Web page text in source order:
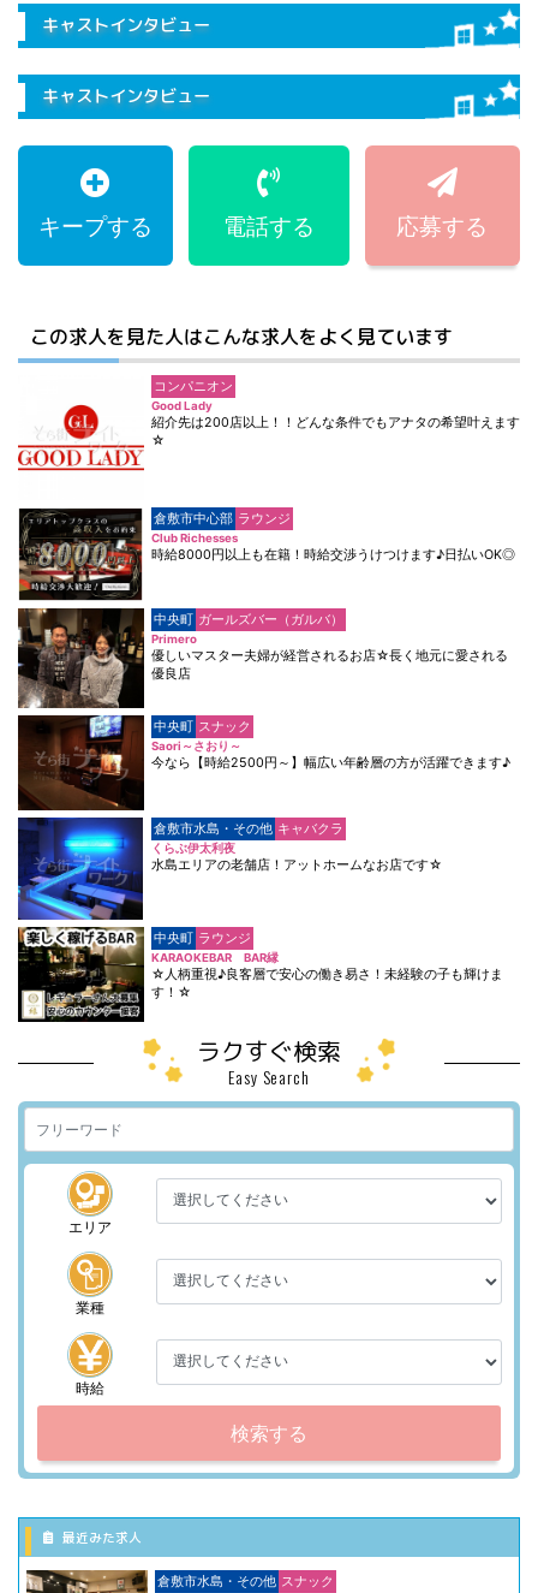
キャストインタビュー
キャストインタビュー
キープする 電話する 応募する
この求人を見た人はこんな求人をよく見ています
コンパニオン
Good Lady
紹介先は200店以上！！どんな条件でもアナタの希望叶えます
☆
倉敷市中心部 ラウンジ
Club Richesses
時給8000円以上も在籍！時給交渉うけつけます♪日払いOK◎
中央町 ガールズバー（ガルバ）
Primero
優しいマスター夫婦が経営されるお店☆長く地元に愛される
優良店
中央町 スナック
Saori～さおり～
今なら【時給2500円～】幅広い年齢層の方が活躍できます♪
倉敷市水島・その他 キャバクラ
くらぶ伊太利夜
水島エリアの老舗店！アットホームなお店です☆
中央町 ラウンジ
KARAOKEBAR BAR縁
☆人柄重視♪良客層で安心の働き易さ！未経験の子も輝けま
す！☆
ラクすぐ検索
Easy Search
エリア
業種
時給
検索する
最近みた求人
倉敷市水島・その他 スナック